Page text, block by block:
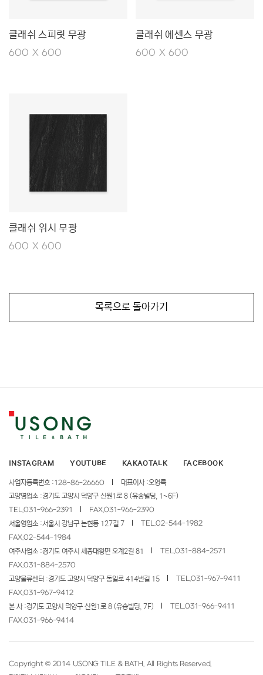
클래쉬 스피릿 무광
600 X 600
클래쉬 에센스 무광
600 X 600
클래쉬 위시 무광
600 X 600
목록으로 돌아가기
INSTAGRAM YOUTUBE KAKAOTALK FACEBOOK
사업자등록번호 :128-86-26660 대표이사 :오영록
고양영업소 :경기도 고양시 덕양구 신원1로 8 (유송빌딩, 1~6F)
TEL.031-966-2391 FAX.031-966-2390
서울영업소 :서울시 강남구 논현동 127길 7 TEL.02-544-1982
FAX.02-544-1984
여주사업소 :경기도 여주시 세종대왕면 오계2길 81 TEL.031-884-2571
FAX.031-884-2570
고양물류센터 :경기도 고양시 덕양구 통일로 414번길 15 TEL.031-967-9411
FAX.031-967-9412
본 사 :경기도 고양시 덕양구 신원1로 8 (유송빌딩, 7F) TEL.031-966-9411
FAX.031-966-9414
Copyright © 2014 USONG TILE & BATH. All Rights Reserved.